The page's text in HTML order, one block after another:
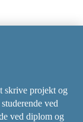
skrive projekt og
ved
ved diplom og